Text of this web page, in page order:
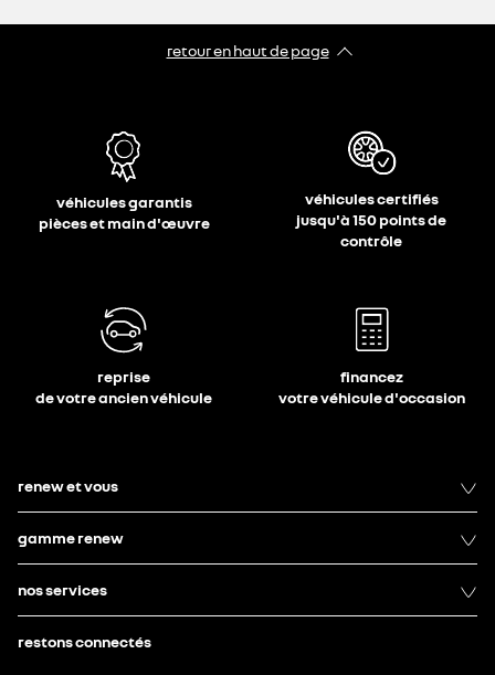
retour en haut de page​
véhicules garantis
pièces et main d'œuvre
véhicules certifiés
jusqu'à 150 points de
contrôle
reprise
de votre ancien véhicule
financez
votre véhicule d'occasion
renew et vous
gamme renew
nos services
restons connectés